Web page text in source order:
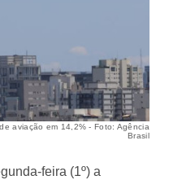
aviação em 14,2% - Foto: Agência
Brasil
feira (1º) a